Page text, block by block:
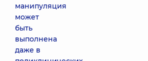
манипуляция
может
быть
выполнена
даже в